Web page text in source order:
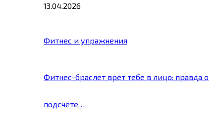
13.04.2026
Фитнес и упражнения
Фитнес-браслет врёт тебе в лицо: правда о
подсчёте…